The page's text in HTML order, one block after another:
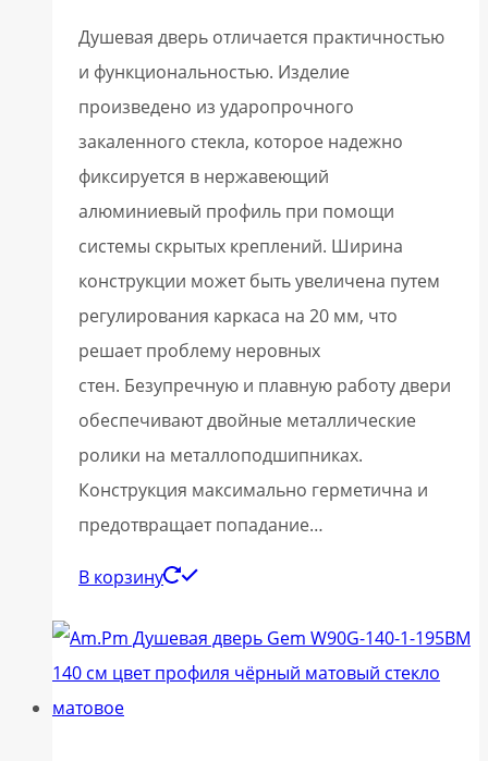
Душевая дверь отличается практичностью
и функциональностью. Изделие
произведено из ударопрочного
закаленного стекла, которое надежно
фиксируется в нержавеющий
алюминиевый профиль при помощи
системы скрытых креплений. Ширина
конструкции может быть увеличена путем
регулирования каркаса на 20 мм, что
решает проблему неровных
стен. Безупречную и плавную работу двери
обеспечивают двойные металлические
ролики на металлоподшипниках.
Конструкция максимально герметична и
предотвращает попадание…
В корзину